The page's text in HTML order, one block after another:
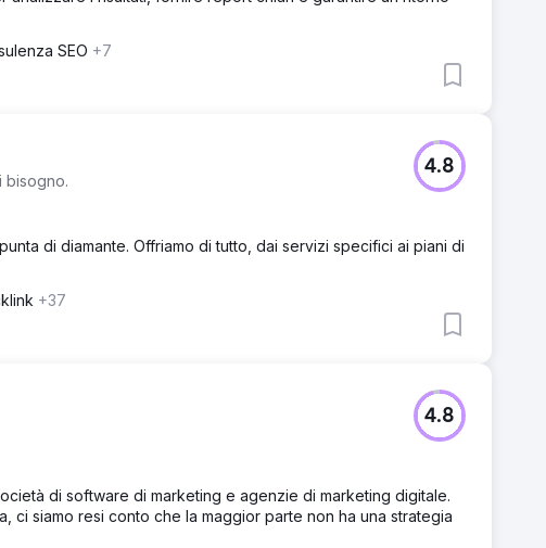
SEO +7
bisogno.
4.8
di diamante. Offriamo di tutto, dai servizi specifici ai piani di
+37
4.8
di software di marketing e agenzie di marketing digitale.
ci siamo resi conto che la maggior parte non ha una strategia